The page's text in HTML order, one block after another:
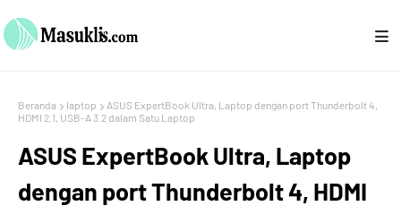
Beranda laptop
ASUS ExpertBook Ultra, Laptop dengan port Thunderbolt 4,
HDMI 2.1, USB-A 3.2 dalam Satu Laptop
ASUS ExpertBook Ultra, Laptop
dengan port Thunderbolt 4, HDMI